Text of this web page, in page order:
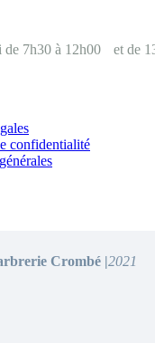
de 7h30 à 12h00 et de
confidentialité
Crombé |2021